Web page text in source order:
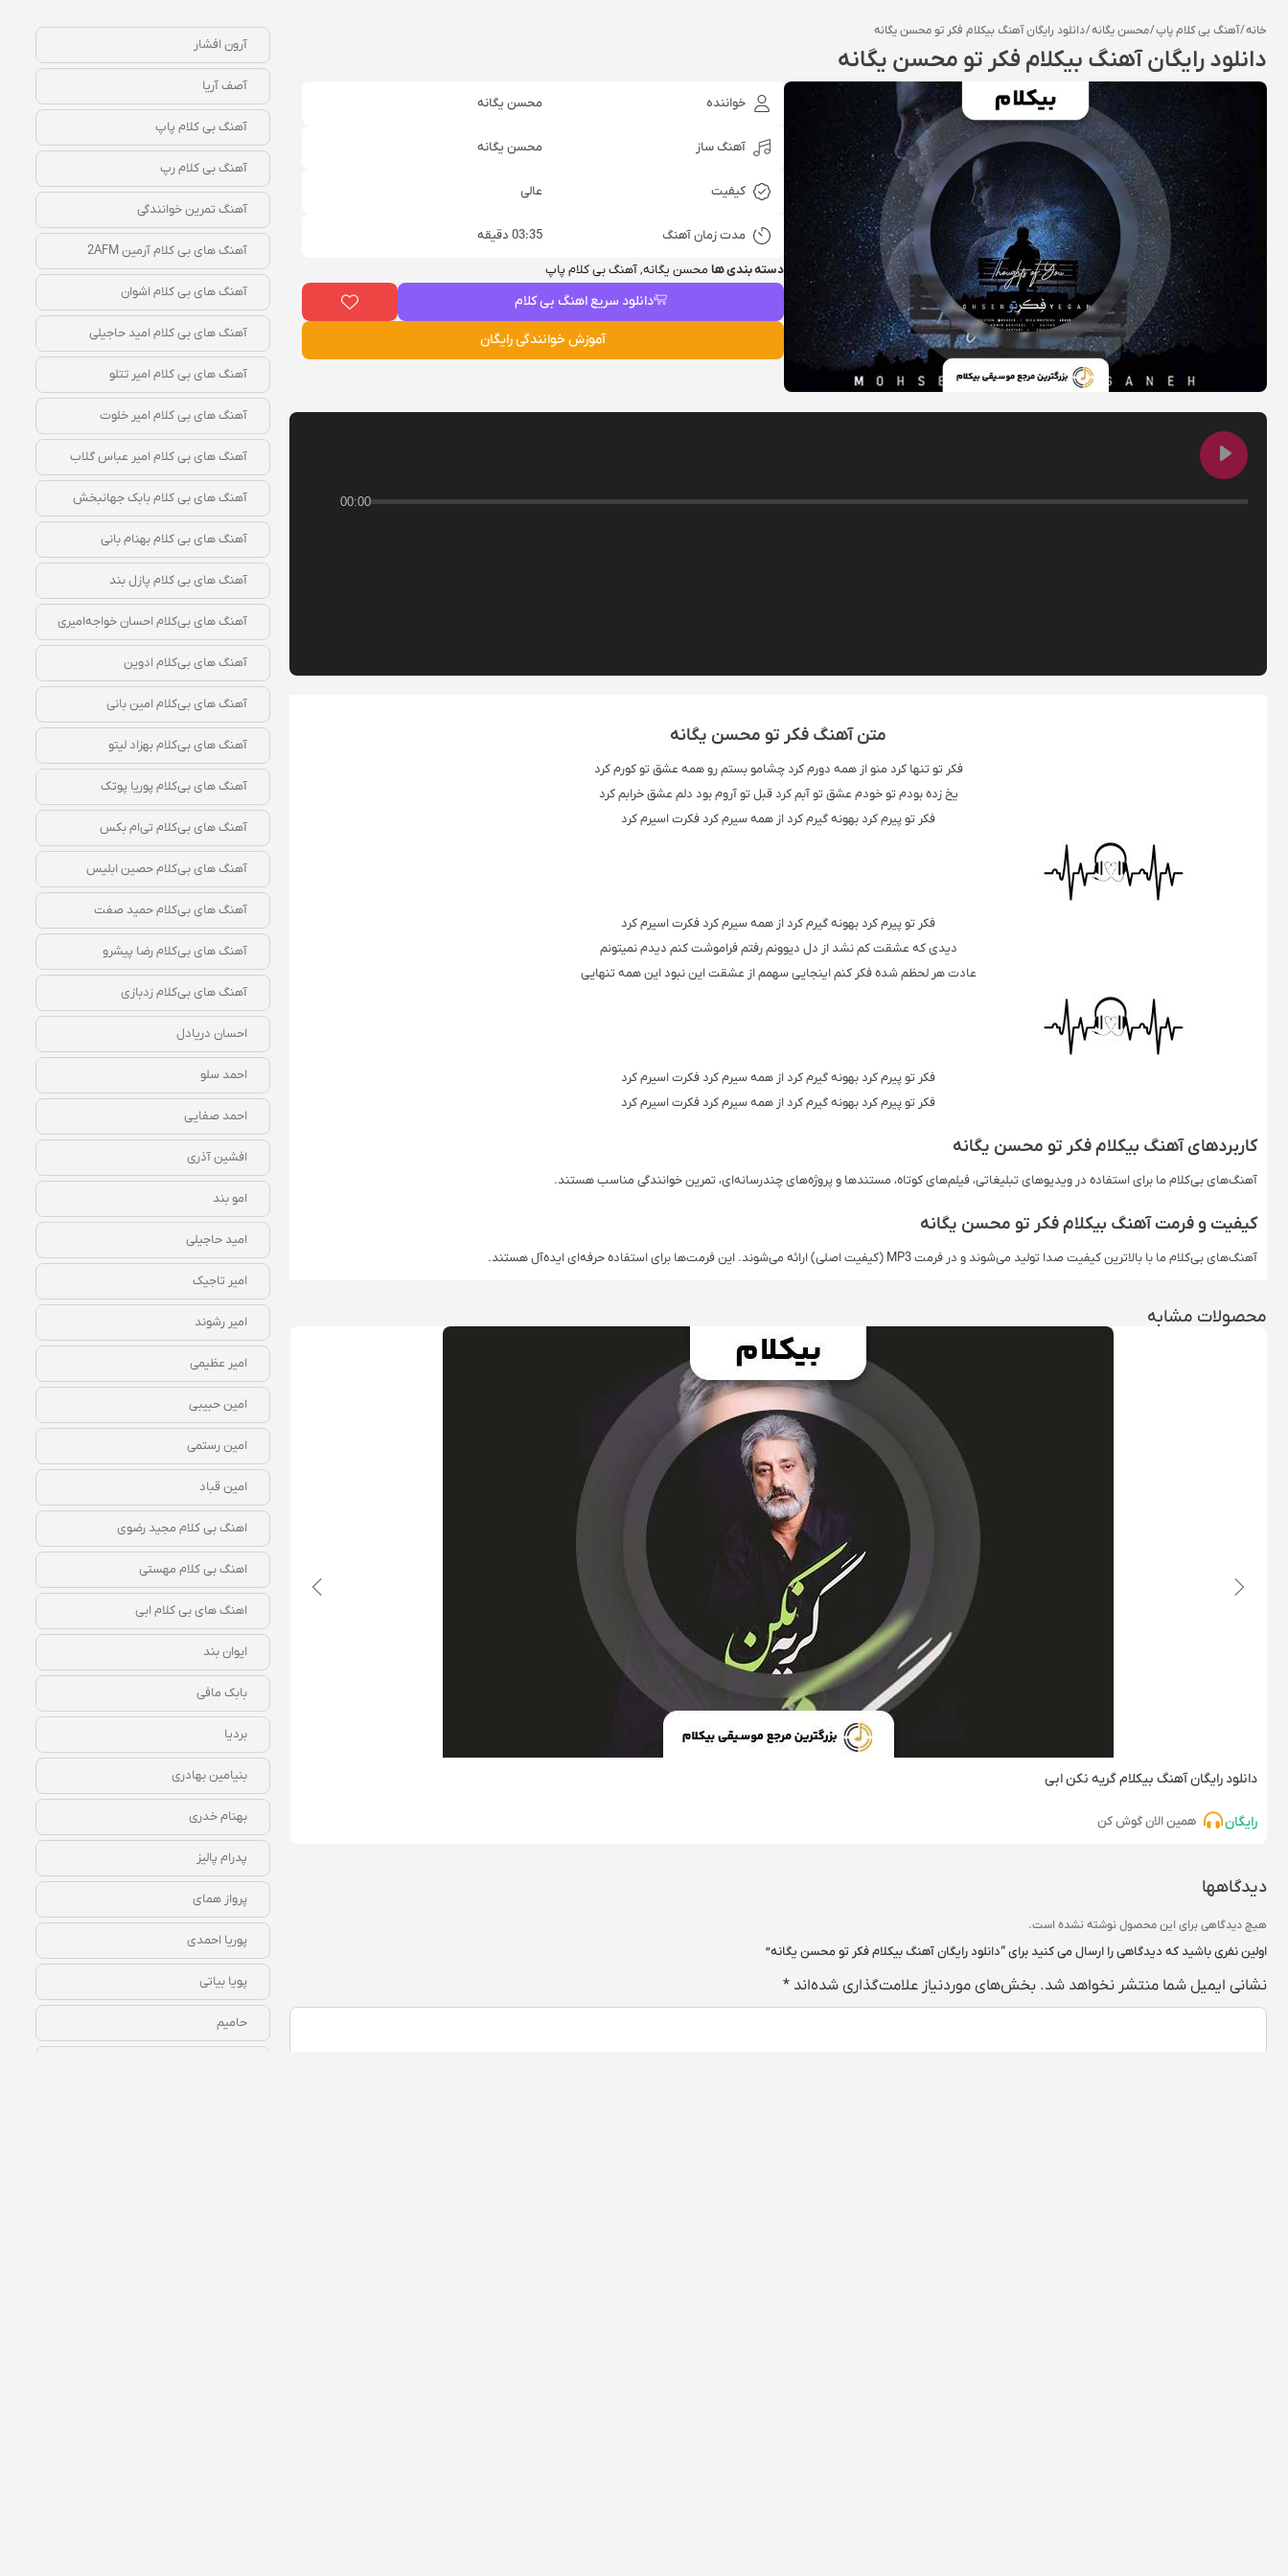
خانه/آهنگ بی کلام پاپ/محسن یگانه/ دانلود رایگان آهنگ‌ بیکلام فکر تو محسن یگانه
دانلود رایگان آهنگ‌ بیکلام فکر تو محسن یگانه
خواننده محسن یگانه
آهنگ ساز محسن یگانه
کیفیت عالی
مدت زمان آهنگ 03:35 دقیقه
دسته بندی ها محسن یگانه,آهنگ بی کلام پاپ
دانلود سریع اهنگ بی کلام
آموزش خوانندگی رایگان
00:00
متن آهنگ‌ فکر تو محسن یگانه
فکر تو تنها کرد منو از همه دورم کرد چشامو بستم رو همه عشق تو کورم کرد
یخ زده بودم تو خودم عشق تو آبم کرد قبل تو آروم بود دلم عشق خرابم کرد
فکر تو پیرم کرد بهونه گیرم کرد از همه سیرم کرد فکرت اسیرم کرد
فکر تو پیرم کرد بهونه گیرم کرد از همه سیرم کرد فکرت اسیرم کرد
دیدی که عشقت کم نشد از دل دیوونم رفتم فراموشت کنم دیدم نمیتونم
عادت هر لحظم شده فکر کنم اینجایی سهمم از عشقت این نبود این همه تنهایی
فکر تو پیرم کرد بهونه گیرم کرد از همه سیرم کرد فکرت اسیرم کرد
فکر تو پیرم کرد بهونه گیرم کرد از همه سیرم کرد فکرت اسیرم کرد
کاربردهای آهنگ‌ بیکلام فکر تو محسن یگانه
آهنگ‌های بی‌کلام ما برای استفاده در ویدیوهای تبلیغاتی، فیلم‌های کوتاه، مستندها و پروژه‌های چندرسانه‌ای، تمرین خوانندگی مناسب هستند.
کیفیت و فرمت آهنگ‌ بیکلام فکر تو محسن یگانه
آهنگ‌های بی‌کلام ما با بالاترین کیفیت صدا تولید می‌شوند و در فرمت‌ MP3 (کیفیت اصلی) ارائه می‌شوند. این فرمت‌ها برای استفاده حرفه‌ای ایده‌آل هستند.
محصولات مشابه
دانلود رایگان آهنگ‌ بیکلام گریه نکن ابی
رایگان همین الان گوش کن
دانلود رایگان آهنگ‌ بیکلام غربت ابی
همین الان گوش کن
دیدگاهها
هیچ دیدگاهی برای این محصول نوشته نشده است.
اولین نفری باشید که دیدگاهی را ارسال می کنید برای “دانلود رایگان آهنگ‌ بیکلام فکر تو محسن یگانه”
نشانی ایمیل شما منتشر نخواهد شد. بخش‌های موردنیاز علامت‌گذاری شده‌اند *
آرون افشار
آصف آریا
آهنگ بی کلام پاپ
آهنگ بی کلام رپ
آهنگ تمرین خوانندگی
آهنگ‌ های بی‌ کلام آرمین 2AFM
آهنگ‌ های بی‌ کلام اشوان
آهنگ‌ های بی‌ کلام امید حاجیلی
آهنگ‌ های بی‌ کلام امیر تتلو
آهنگ‌ های بی‌ کلام امیر خلوت
آهنگ‌ های بی‌ کلام امیر عباس گلاب
آهنگ‌ های بی‌ کلام بابک جهانبخش
آهنگ‌ های بی‌ کلام بهنام بانی
آهنگ‌ های بی‌ کلام پازل بند
آهنگ‌ های بی‌کلام احسان خواجه‌امیری
آهنگ‌ های بی‌کلام ادوین
آهنگ‌ های بی‌کلام امین بانی
آهنگ‌ های بی‌کلام بهزاد لیتو
آهنگ‌ های بی‌کلام پوریا پوتک
آهنگ‌ های بی‌کلام تی‌ام بکس
آهنگ‌ های بی‌کلام حصین ابلیس
آهنگ‌ های بی‌کلام حمید صفت
آهنگ‌ های بی‌کلام رضا پیشرو
آهنگ‌ های بی‌کلام زدبازی
احسان دریادل
احمد سلو
احمد صفایی
افشین آذری
امو بند
امید حاجیلی
امیر تاجیک
امیر رشوند
امیر عظیمی
امین حبیبی
امین رستمی
امین قباد
اهنگ بی کلام مجید رضوی
اهنگ بی کلام مهستی
اهنگ های بی کلام ابی
ایوان بند
بابک مافی
بردیا
بنیامین بهادری
بهنام خدری
پدرام پالیز
پرواز همای
پوریا احمدی
پویا بیاتی
حامیم